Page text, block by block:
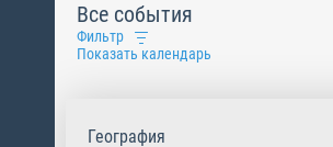
Все события
Фильтр
Показать календарь
География